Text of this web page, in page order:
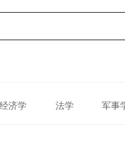
经济学 法学 军事